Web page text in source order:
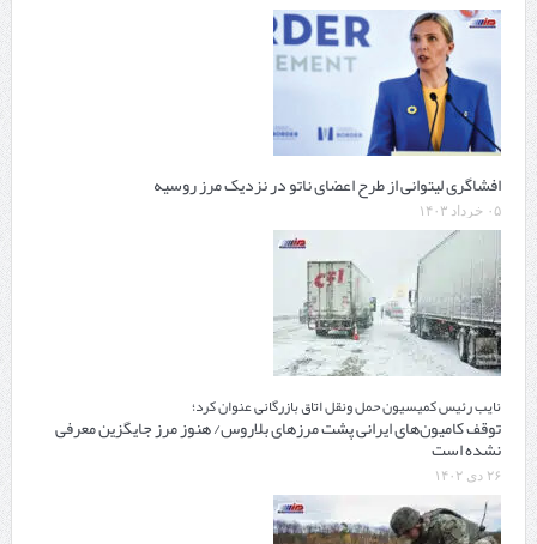
افشاگری لیتوانی از طرح اعضای ناتو در نزدیک مرز روسیه
۰۵ خرداد ۱۴۰۳
نایب رئیس کمیسیون حمل ونقل اتاق بازرگانی عنوان کرد؛
توقف کامیون‌های ایرانی پشت مرزهای بلاروس/ هنوز مرز جایگزین معرفی
نشده است
۲۶ دی ۱۴۰۲